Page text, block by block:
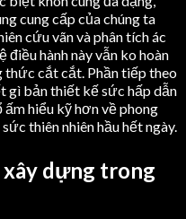
cung cấp của chúng ta
cứu vãn và phân tích ác
hành này vẫn ko hoàn
cắt cắt. Phần tiếp theo
gì bản thiết kế sức hấp dẫn
ấm hiểu kỹ hơn về phong
thiên nhiên hầu hết ngày.
dựng trong